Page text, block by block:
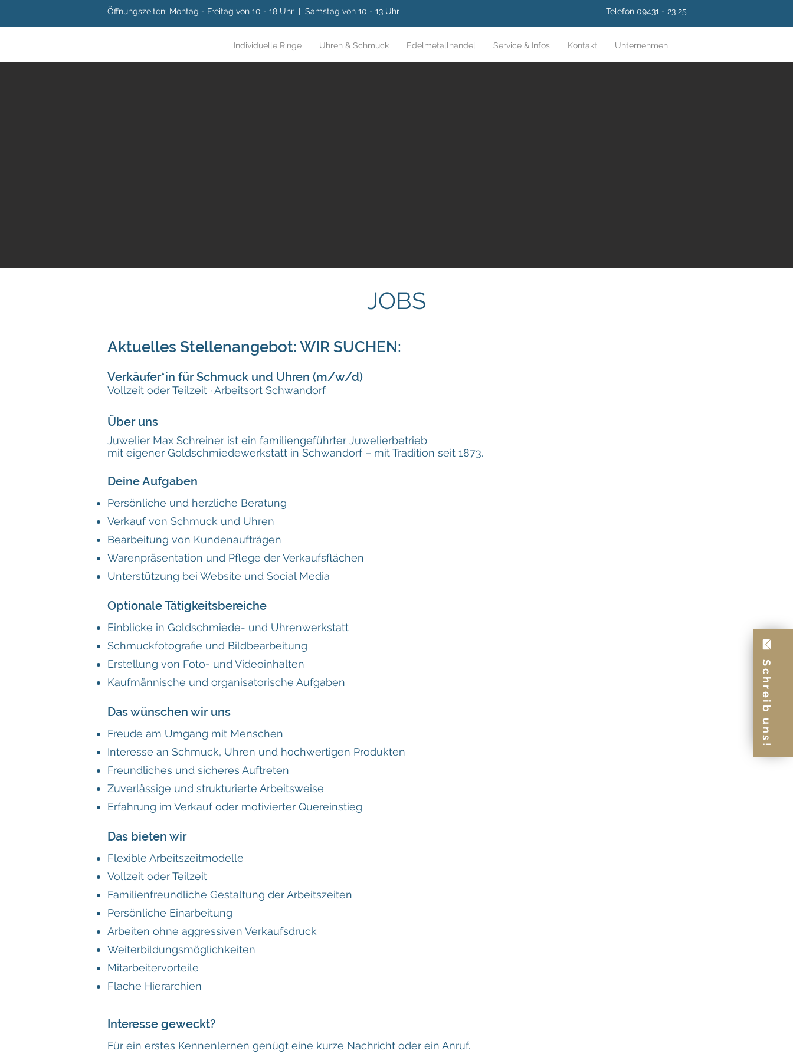
Individuelle Ringe Uhren & Schmuck Edelmetallhandel Service & Infos Kontakt Unternehmen
Öffnungszeiten: Montag - Freitag von 10 - 18 Uhr | Samstag von 10 - 13 Uhr Telefon 09431 - 23 25
Schreib uns!
JOBS
Aktuelles Stellenangebot: WIR SUCHEN:
Verkäufer*in für Schmuck und Uhren (m/w/d)
Vollzeit oder Teilzeit · Arbeitsort Schwandorf
Über uns
Juwelier Max Schreiner ist ein familiengeführter Juwelierbetrieb
mit eigener Goldschmiedewerkstatt in Schwandorf – mit Tradition seit 1873.
Deine Aufgaben
Persönliche und herzliche Beratung
Verkauf von Schmuck und Uhren
Bearbeitung von Kundenaufträgen
Warenpräsentation und Pflege der Verkaufsflächen
Unterstützung bei Website und Social Media
Optionale Tätigkeitsbereiche
Einblicke in Goldschmiede- und Uhrenwerkstatt
Schmuckfotografie und Bildbearbeitung
Erstellung von Foto- und Videoinhalten
Kaufmännische und organisatorische Aufgaben
Das wünschen wir uns
Freude am Umgang mit Menschen
Interesse an Schmuck, Uhren und hochwertigen Produkten
Freundliches und sicheres Auftreten
Zuverlässige und strukturierte Arbeitsweise
Erfahrung im Verkauf oder motivierter Quereinstieg
Das bieten wir
Flexible Arbeitszeitmodelle
Vollzeit oder Teilzeit
Familienfreundliche Gestaltung der Arbeitszeiten
Persönliche Einarbeitung
Arbeiten ohne aggressiven Verkaufsdruck
Weiterbildungsmöglichkeiten
Mitarbeitervorteile
Flache Hierarchien
Interesse geweckt?
Für ein erstes Kennenlernen genügt eine kurze Nachricht oder ein Anruf.